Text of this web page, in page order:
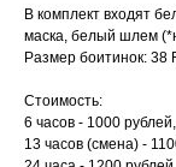
В комплект входят
маска, белый шлем
Размер боитинок: 38
Стоимость:
6 часов - 1000 рублей,
13 часов (смена) -